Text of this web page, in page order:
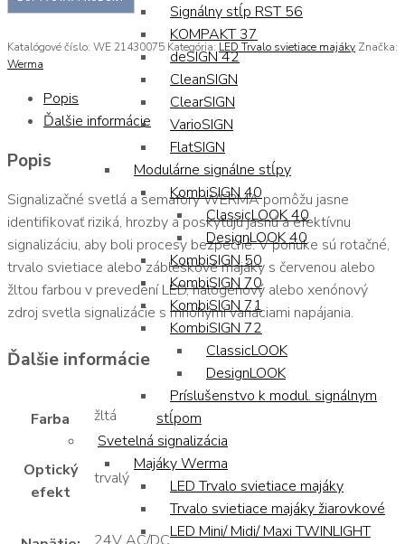
Signálny stĺp RST 56
KOMPAKT 37
deSIGN 42
CleanSIGN
ClearSIGN
VarioSIGN
FlatSIGN
Modulárne signálne stĺpy
KombiSIGN 40
ClassicLOOK 40
DesignLOOK 40
KombiSIGN 50
KombiSIGN 70
KombiSIGN 71
KombiSIGN 72
ClassicLOOK
DesignLOOK
Príslušenstvo k modul. signálnym
stĺpom
Svetelná signalizácia
Majáky Werma
LED Trvalo svietiace majáky
Trvalo svietiace majáky žiarovkové
LED Mini/ Midi/ Maxi TWINLIGHT
Katalógové číslo: WE 21430075 Kategória: LED Trvalo svietiace majáky Značka:
Werma
Popis
Ďalšie informácie
Popis
Signalizačné svetlá a semafory WERMA pomôžu jasne
identifikovať riziká, hrozby a poskytujú jasnú a efektívnu
signalizáciu, aby boli procesy bezpečné. V ponuke sú rotačné,
trvalo svietiace alebo zábleskové majáky s červenou alebo
žltou farbou v prevedení LED, halogénový alebo xenónový
zdroj svetla signalizácie s mnohými variáciami napájania.
Ďalšie informácie
Farba žltá
Optický
efekt
trvalý